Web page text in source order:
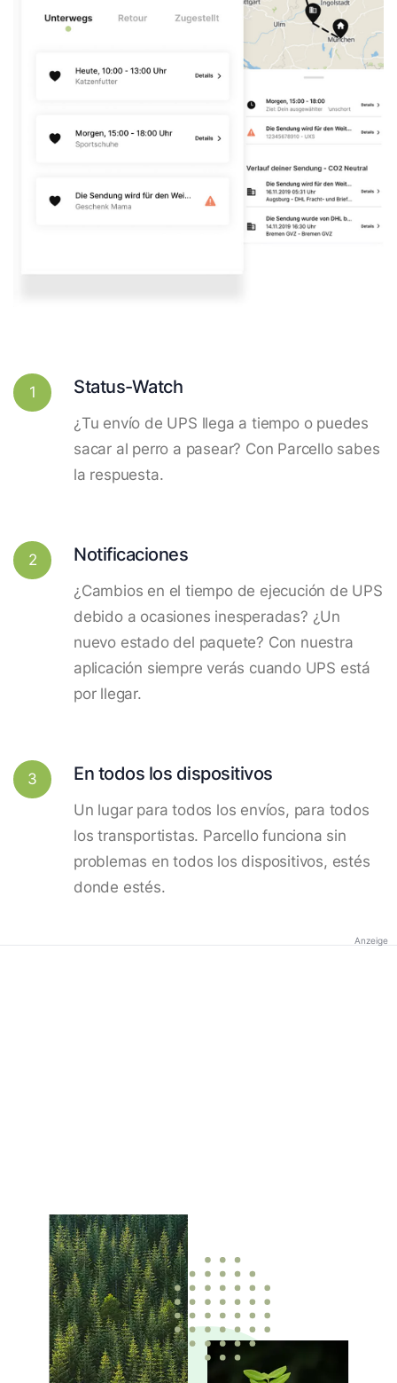
1 Status-Watch
¿Tu envío de UPS llega a tiempo o puedes
sacar al perro a pasear? Con Parcello sabes
la respuesta.
2 Notificaciones
¿Cambios en el tiempo de ejecución de UPS
debido a ocasiones inesperadas? ¿Un
nuevo estado del paquete? Con nuestra
aplicación siempre verás cuando UPS está
por llegar.
3 En todos los dispositivos
Un lugar para todos los envíos, para todos
los transportistas. Parcello funciona sin
problemas en todos los dispositivos, estés
donde estés.
Anzeige